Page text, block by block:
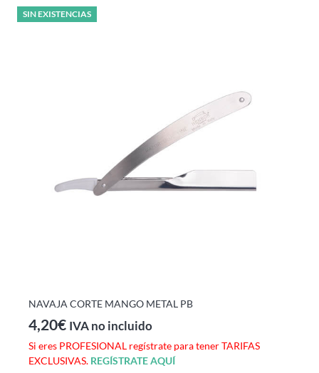
SIN EXISTENCIAS
NAVAJA CORTE MANGO METAL PB
4,20€ IVA no incluido
Si eres PROFESIONAL regístrate para tener TARIFAS
EXCLUSIVAS. REGÍSTRATE AQUÍ